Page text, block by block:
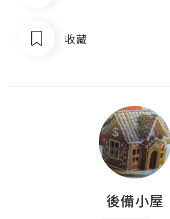
收藏
後備小屋